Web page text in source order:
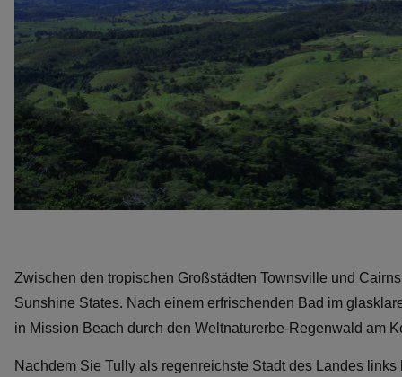
Zwischen den tropischen Großstädten Townsville und
Sunshine States. Nach einem erfrischenden Bad im
in Mission Beach durch den Weltnaturerbe-Regenwald am
Nachdem Sie Tully als regenreichste Stadt des Landes